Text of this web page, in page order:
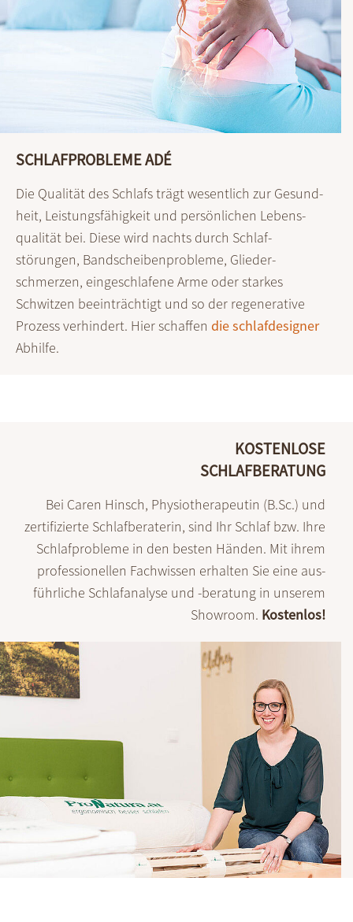
SCHLAFPROBLEME ADÉ
Die Qualität des Schlafs trägt wesentlich zur Gesund­
heit, Leistungs­fähigkeit und persön­lichen Lebens­
qualität bei. Diese wird nachts durch Schlaf­
störungen, Band­scheiben­probleme, Glieder­
schmerzen, eingeschlafene Arme oder starkes
Schwitzen beein­trächtigt und so der regene­rative
Prozess verhindert. Hier schaffen die schlafdesigner
Abhilfe.
KOSTENLOSE
SCHLAFBERATUNG
Bei Caren Hinsch, Physio­thera­peutin (B.Sc.) und
zerti­fi­zierte Schlaf­beraterin, sind Ihr Schlaf bzw. Ihre
Schlaf­probleme in den besten Händen. Mit ihrem
pro­fes­sio­nellen Fach­wissen erhal­ten Sie eine aus­
führ­liche Schlaf­analyse und -beratung in unserem
Showroom. Kostenlos!